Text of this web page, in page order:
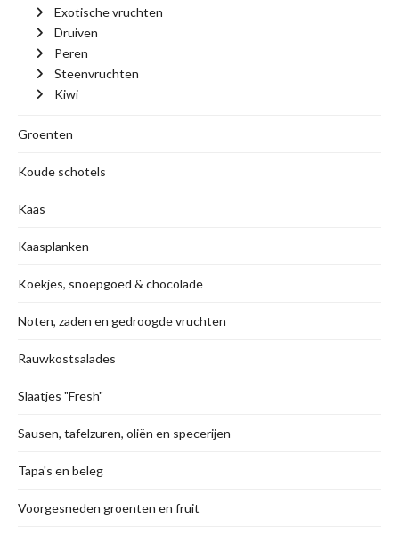
Exotische vruchten
Druiven
Peren
Steenvruchten
Kiwi
Groenten
Koude schotels
Kaas
Kaasplanken
Koekjes, snoepgoed & chocolade
Noten, zaden en gedroogde vruchten
Rauwkostsalades
Slaatjes "Fresh"
Sausen, tafelzuren, oliën en specerijen
Tapa's en beleg
Voorgesneden groenten en fruit